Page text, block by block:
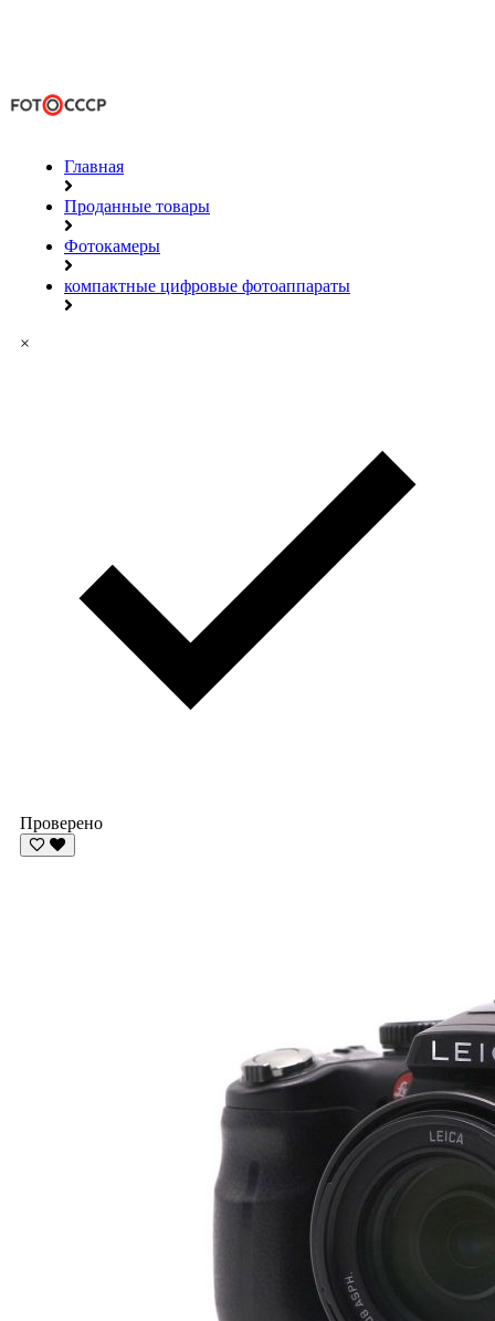
Главная
Проданные товары
Фотокамеры
компактные цифровые фотоаппараты
×
Проверено